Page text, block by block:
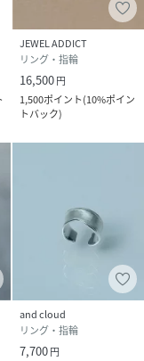
JEWEL ADDICT
リング・指輪
16,500円
1,500ポイント(10%ポイン
トバック)
and cloud
リング・指輪
7,700円